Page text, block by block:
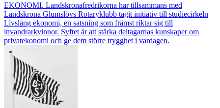
EKONOMI. Landskronafredrikorna har tillsammans med
Landskrona Glumslövs Rotaryklubb tagit initiativ till studiecirkeln
Livslång ekonomi, en satsning som främst riktar sig till
invandrarkvinnor. Syftet är att stärka deltagarnas kunskaper om
privatekonomi och ge dem större trygghet i vardagen.